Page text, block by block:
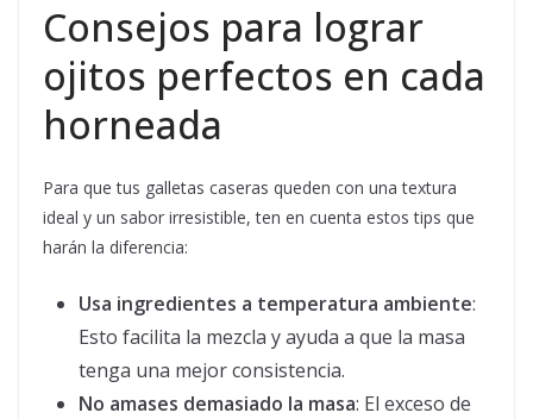
Consejos para lograr
ojitos perfectos en cada
horneada
Para que tus galletas caseras queden con una textura
ideal y un sabor irresistible, ten en cuenta estos tips que
harán la diferencia:
Usa ingredientes a temperatura ambiente:
Esto facilita la mezcla y ayuda a que la masa
tenga una mejor consistencia.
No amases demasiado la masa: El exceso de